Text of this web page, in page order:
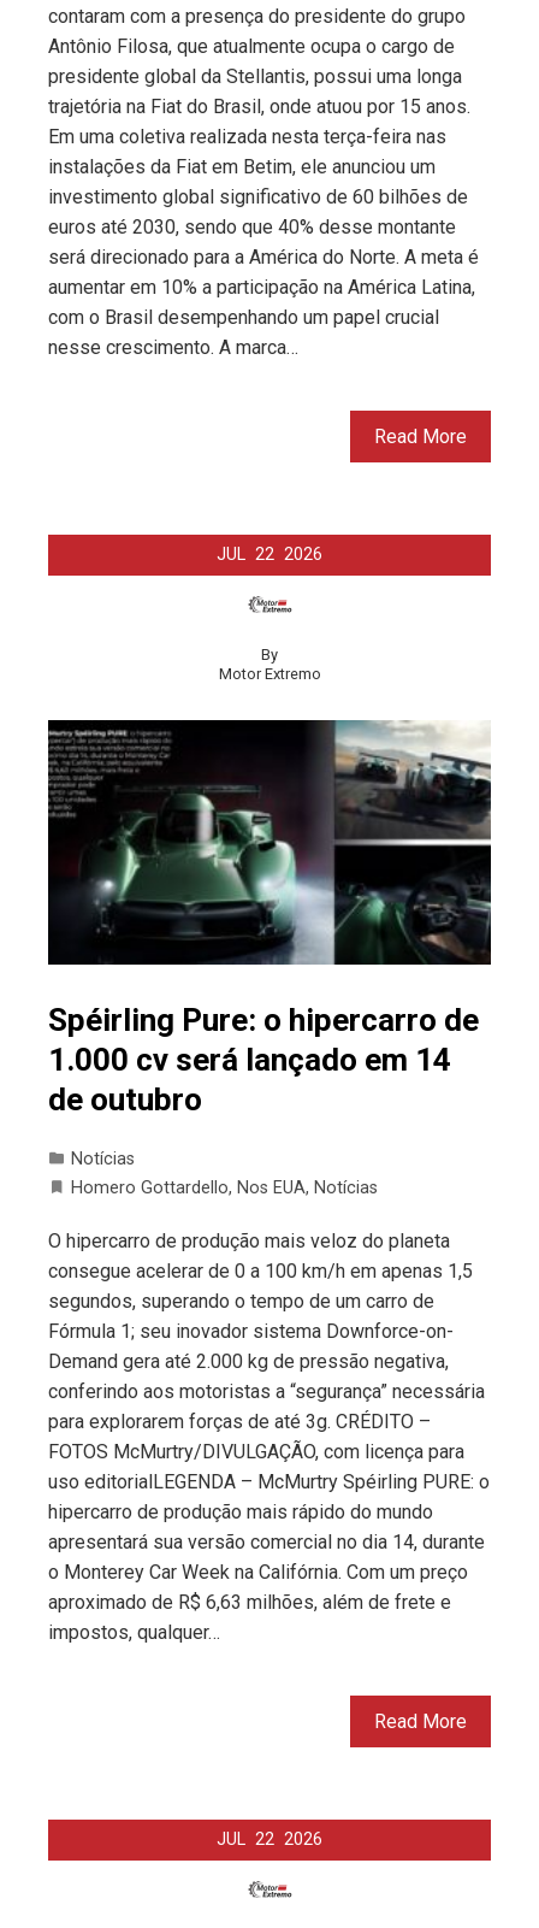
contaram com a presença do presidente do grupo
Antônio Filosa, que atualmente ocupa o cargo de
presidente global da Stellantis, possui uma longa
trajetória na Fiat do Brasil, onde atuou por 15 anos.
Em uma coletiva realizada nesta terça-feira nas
instalações da Fiat em Betim, ele anunciou um
investimento global significativo de 60 bilhões de
euros até 2030, sendo que 40% desse montante
será direcionado para a América do Norte. A meta é
aumentar em 10% a participação na América Latina,
com o Brasil desempenhando um papel crucial
nesse crescimento. A marca…
Read More
JUL 22 2026
By
Motor Extremo
Spéirling Pure: o hipercarro de
1.000 cv será lançado em 14
de outubro
Notícias
Homero Gottardello, Nos EUA, Notícias
O hipercarro de produção mais veloz do planeta
consegue acelerar de 0 a 100 km/h em apenas 1,5
segundos, superando o tempo de um carro de
Fórmula 1; seu inovador sistema Downforce-on-
Demand gera até 2.000 kg de pressão negativa,
conferindo aos motoristas a “segurança” necessária
para explorarem forças de até 3g. CRÉDITO –
FOTOS McMurtry/DIVULGAÇÃO, com licença para
uso editorialLEGENDA – McMurtry Spéirling PURE: o
hipercarro de produção mais rápido do mundo
apresentará sua versão comercial no dia 14, durante
o Monterey Car Week na Califórnia. Com um preço
aproximado de R$ 6,63 milhões, além de frete e
impostos, qualquer…
Read More
JUL 22 2026